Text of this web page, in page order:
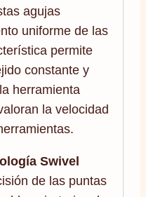
agujas
uniforme de las
permite
constante y
herramienta
la velocidad
Swivel
de las puntas